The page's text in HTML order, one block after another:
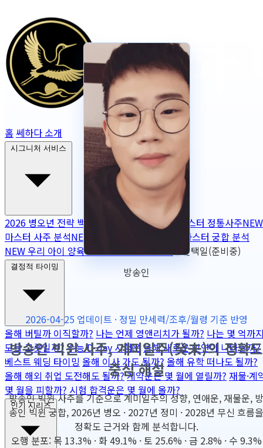
홈 쎄하다 소개
시그니처 서비스
2026 병오년 전략 백서 2026 토정비결 마스터 정통사주NEW
마스터 사주 분석NEW
마스터 궁합 분석
NEW 우리 아이 양육 궁합 출산택일(준비중)
결정적 타이밍
올해 버틸까 이직할까? 나는 언제 영앤리치가 될까? 나는 몇 억까
모을 그릇일까? 수능 D-day 시험운올해 새로운 인연이 나타날까?
베스트 웨딩 타이밍 올해 이사 가도 될까? 올해 유학 떠나도 될까?
올해 해외 취업 도전해도 될까?계약운은 몇 월에 열릴까? 재물·계
몇 월을 피할까? 시험 합격운은 몇 월에 올까?
인기 시리즈
방송인
2026-04-25 업데이트 · 정밀 만세력/조후/월령 기준 반영
방송인 빅윈 사주, 계미일주(癸未)의 정확도
중심 해설
방송인 빅윈 사주를 기준으로 계미일주의 성향, 연애운, 재물운, 방
송인 빅윈 궁합, 2026년 병오 · 2027년 정미 · 2028년 무신 흐름을
정확도 근거와 함께 분석합니다.
오행 분포: 목 13.3% · 화 49.1% · 토 25.6% · 금 2.8% · 수 9.3%